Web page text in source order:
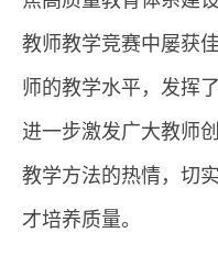
教师教学竞赛中屡获
师的教学水平，发挥
进一步激发广大教师
教学方法的热情，切
才培养质量。